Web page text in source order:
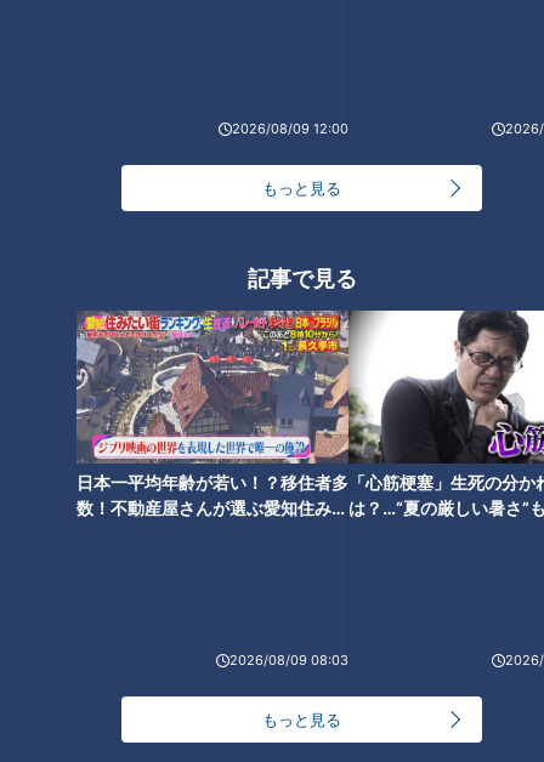
2026/08/09 12:00
もっと見る
記事で見る
日本一平均年齢が若い！？移住者多
数！不動産屋さんが選ぶ愛知住みた
2026/08/09 08:03
「心筋梗塞」生死の分か
は？…“夏の厳しい暑さ”
もっと見る
れフード『いなべのキャベツ』
ード『つぼんこ』をいただきま
す！【チャント！】
ほぼ岐阜・関市だけ愛されフー
ド『くるみ鍋』をいただきま
ほぼ名古屋・名駅西エリアだけ
愛されフード『焼き太きしめ
ード『松丈のコロッケ』をいた